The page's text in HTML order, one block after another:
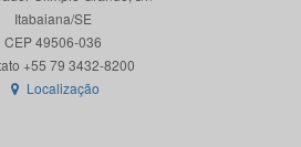
Itabaiana/SE
CEP 49506-036
Localização